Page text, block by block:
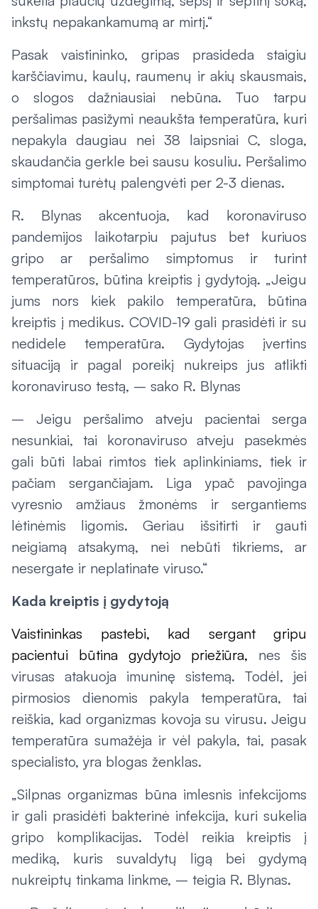
inkstų nepakankamumą ar mirtį.“
Pasak vaistininko, gripas prasideda staigiu
karščiavimu, kaulų, raumenų ir akių skausmais,
o slogos dažniausiai nebūna. Tuo tarpu
peršalimas pasižymi neaukšta temperatūra, kuri
nepakyla daugiau nei 38 laipsniai C, sloga,
skaudančia gerkle bei sausu kosuliu. Peršalimo
simptomai turėtų palengvėti per 2-3 dienas.
R. Blynas akcentuoja, kad koronaviruso
pandemijos laikotarpiu pajutus bet kuriuos
gripo ar peršalimo simptomus ir turint
temperatūros, būtina kreiptis į gydytoją. „Jeigu
jums nors kiek pakilo temperatūra, būtina
kreiptis į medikus. COVID-19 gali prasidėti ir su
nedidele temperatūra. Gydytojas įvertins
situaciją ir pagal poreikį nukreips jus atlikti
koronaviruso testą, – sako R. Blynas
– Jeigu peršalimo atveju pacientai serga
nesunkiai, tai koronaviruso atveju pasekmės
gali būti labai rimtos tiek aplinkiniams, tiek ir
pačiam sergančiajam. Liga ypač pavojinga
vyresnio amžiaus žmonėms ir sergantiems
lėtinėmis ligomis. Geriau išsitirti ir gauti
neigiamą atsakymą, nei nebūti tikriems, ar
nesergate ir neplatinate viruso.“
Kada kreiptis į gydytoją
Vaistininkas pastebi, kad sergant gripu
pacientui būtina gydytojo priežiūra, nes šis
virusas atakuoja imuninę sistemą. Todėl, jei
pirmosios dienomis pakyla temperatūra, tai
reiškia, kad organizmas kovoja su virusu. Jeigu
temperatūra sumažėja ir vėl pakyla, tai, pasak
specialisto, yra blogas ženklas.
„Silpnas organizmas būna imlesnis infekcijoms
ir gali prasidėti bakterinė infekcija, kuri sukelia
gripo komplikacijas. Todėl reikia kreiptis į
mediką, kuris suvaldytų ligą bei gydymą
nukreiptų tinkama linkme, – teigia R. Blynas.